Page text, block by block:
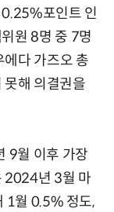
포인트 인
원 8명 중 7명
에다 가즈오 총
못해 의결권을
9월 이후 가장
2024년 3월 마
1월 0.5% 정도,